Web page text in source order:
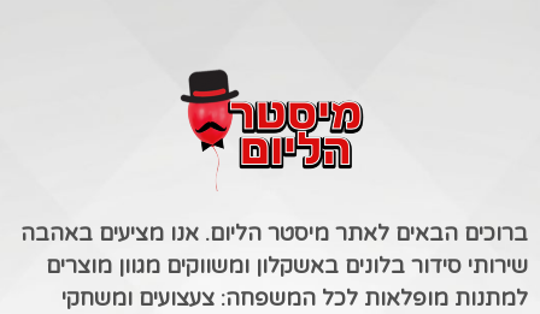
ברוכים הבאים לאתר מיסטר הליום. אנו מציעים באהבה
שירותי סידור בלונים באשקלון ומשווקים מגוון מוצרים
למתנות מופלאות לכל המשפחה: צעצועים ומשחקי